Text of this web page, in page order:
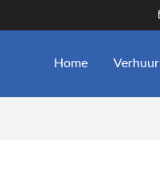
Home Verhuur